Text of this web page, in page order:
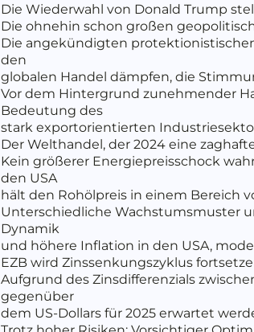
Die Wiederwahl von Donald Trump
Die ohnehin schon großen
Die angekündigten
den
globalen Handel dämpfen, die
Vor dem Hintergrund zunehmender
Bedeutung des
stark exportorientierten
Der Welthandel, der 2024 eine
Kein größerer Energiepreisschock
den USA
hält den Rohölpreis in einem Bereich
Unterschiedliche Wachstumsmuster
Dynamik
und höhere Inflation in den USA,
EZB wird Zinssenkungszyklus
Aufgrund des Zinsdifferenzials
gegenüber
dem US-Dollars für 2025 erwartet